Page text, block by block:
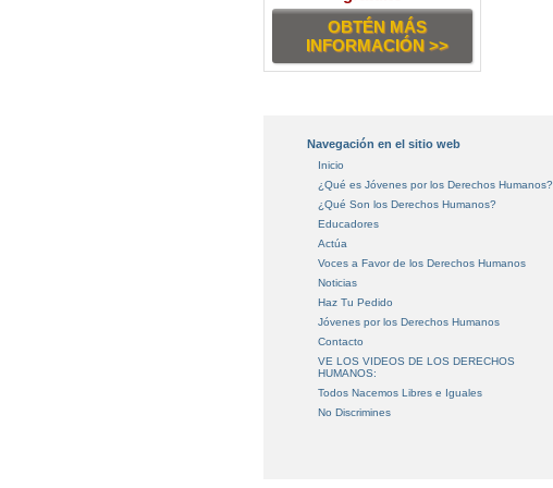
OBTÉN MÁS
INFORMACIÓN >>
Navegación en el sitio web
Inicio
¿Qué es Jóvenes por los Derechos Humanos?
¿Qué Son los Derechos Humanos?
Educadores
Actúa
Voces a Favor de los Derechos Humanos
Noticias
Haz Tu Pedido
Jóvenes por los Derechos Humanos
Contacto
VE LOS VIDEOS DE LOS DERECHOS
HUMANOS:
Todos Nacemos Libres e Iguales
No Discrimines